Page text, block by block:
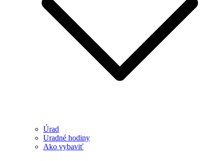
Úrad
Uradné hodiny
Ako vybaviť